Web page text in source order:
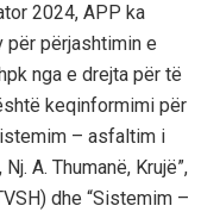
2024, APP ka
për përjashtimin e
nga e drejta për të
keqinformimi për
– asfaltim i
A. Thumanë, Krujë”,
dhe “Sistemim –